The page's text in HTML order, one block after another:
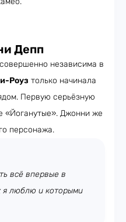
Депп
совершенно независима в
Роуз только начинала
Первую серьёзную
«Йоганутые». Джонни же
персонажа.
всё впервые в
я люблю и которыми